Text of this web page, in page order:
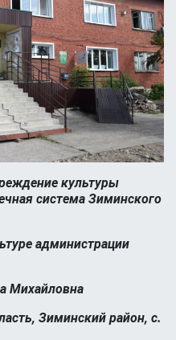
культуры
система Зиминского
администрации
Михайловна
Зиминский район, с.